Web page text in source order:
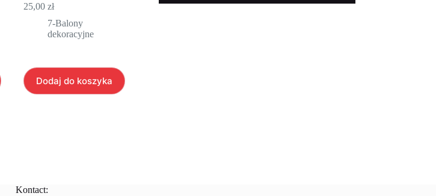
25,00zł
7-Balony
dekoracyjne
Dodaj do koszyka
Kontact: